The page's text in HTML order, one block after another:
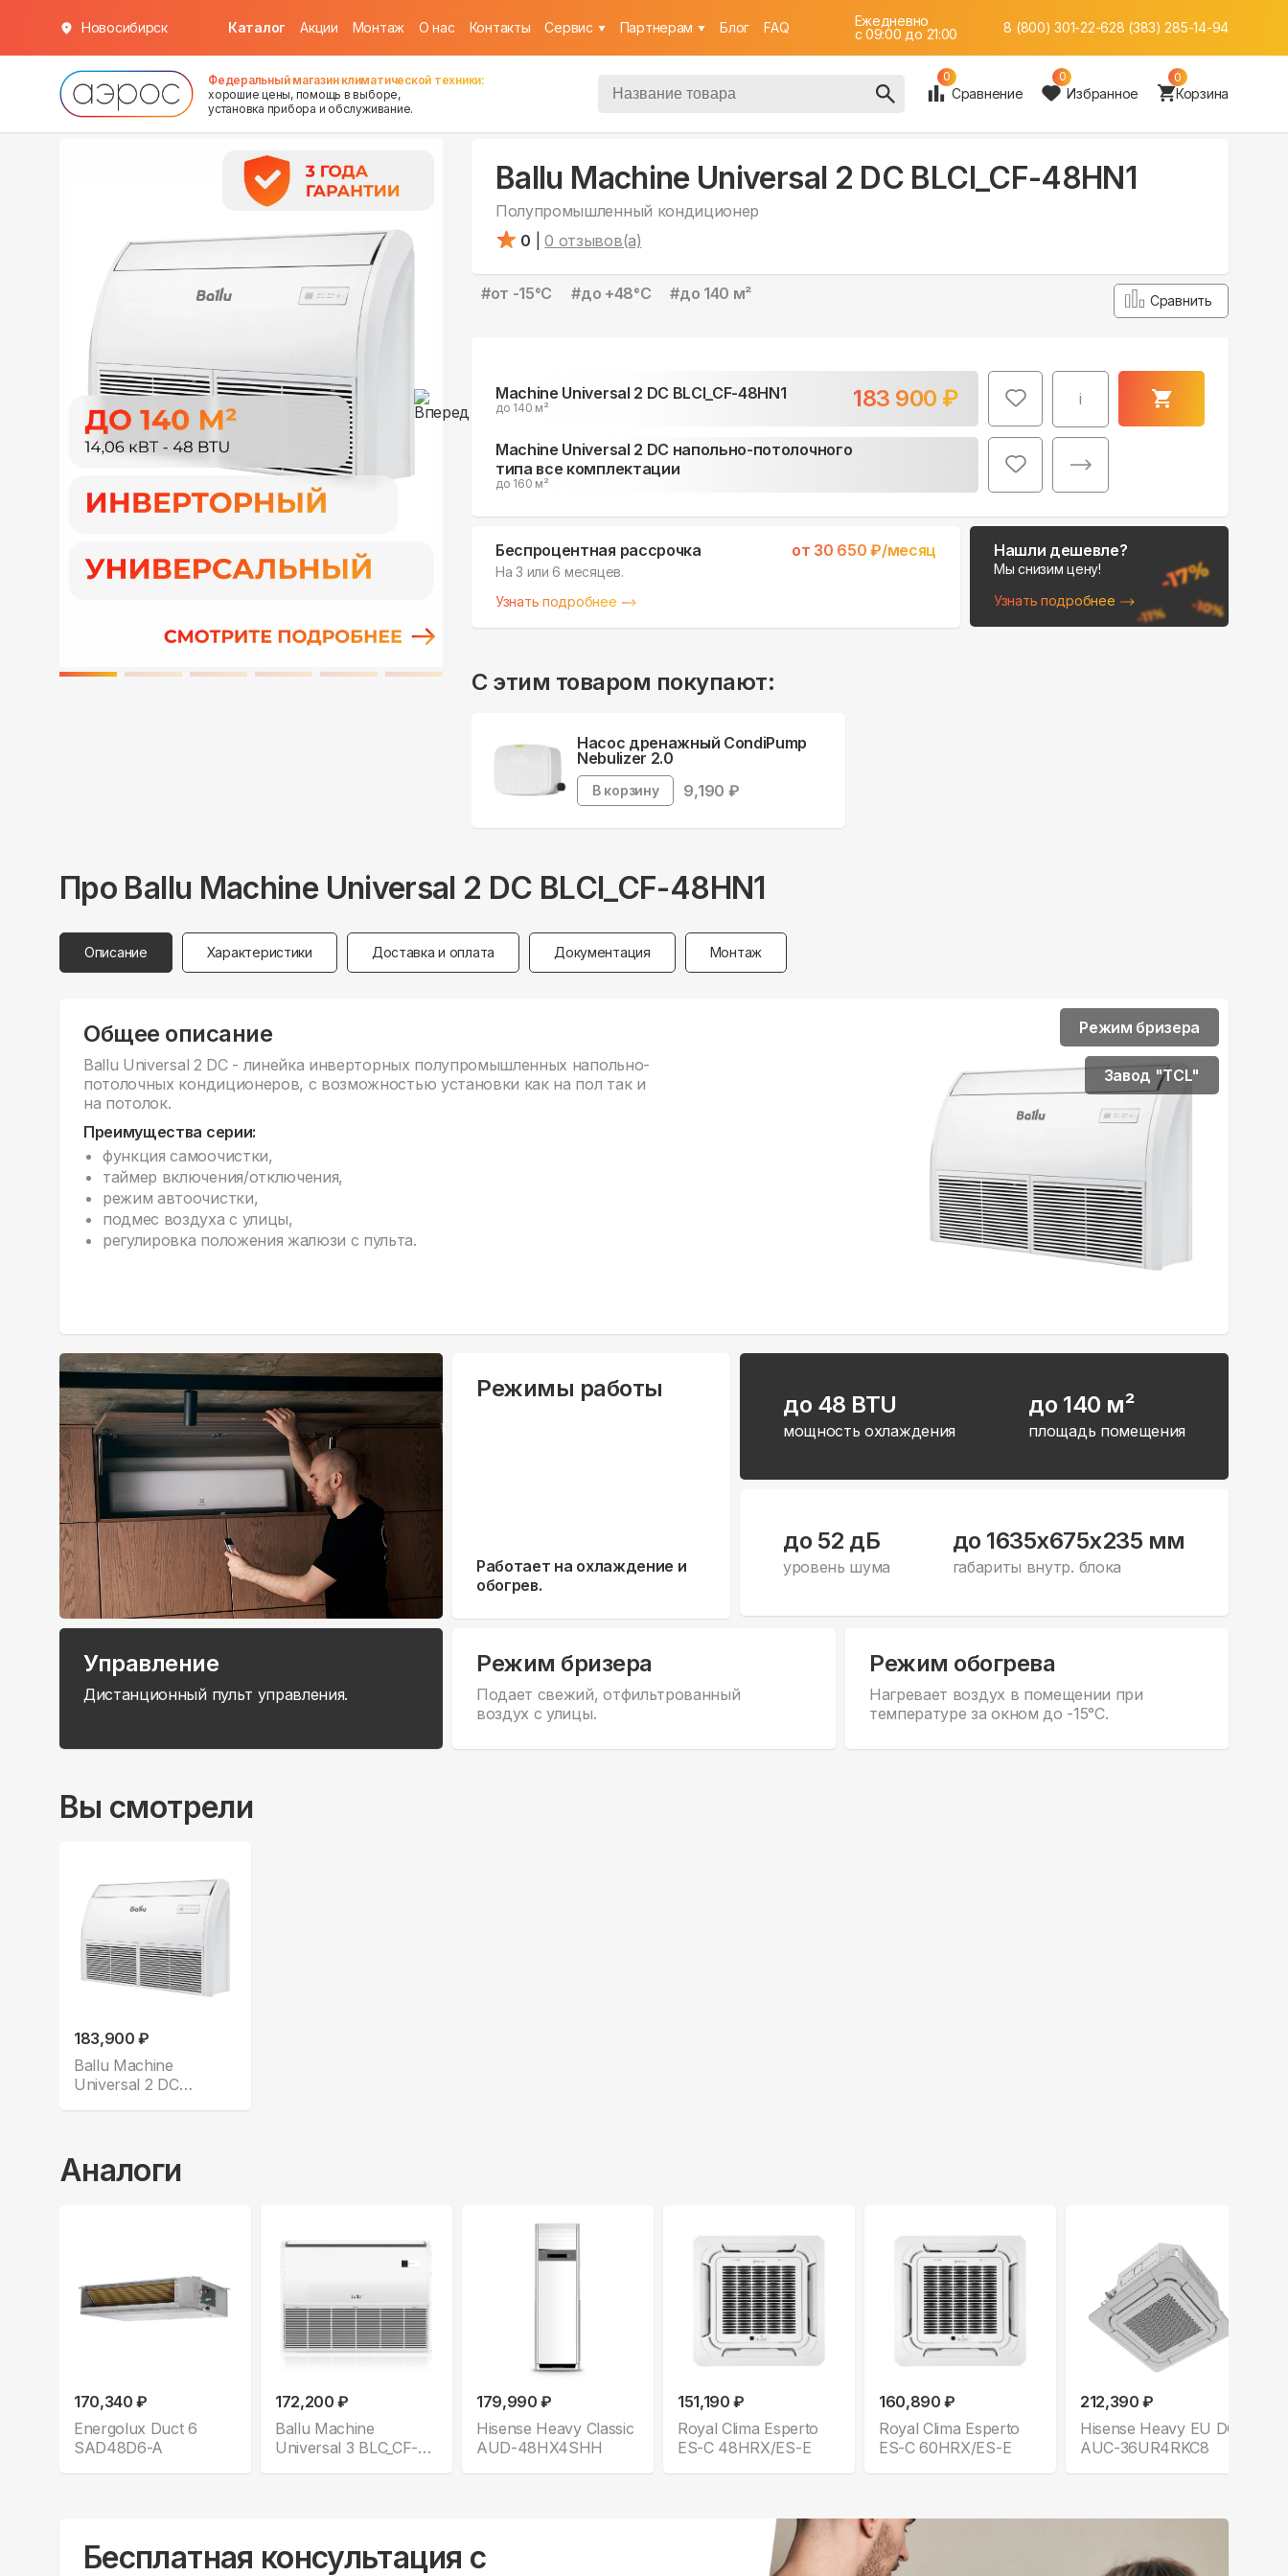
Новосибирск Каталог Акции Монтаж О нас Контакты Cервис Партнерам Блог FAQ
Ежедневно
c 09:00 до 21:00
8 (800) 301-22-628 (383) 285-14-94
Федеральный магазин климатической техники:
хорошие цены, помощь в выборе,
установка прибора и обслуживание.
0
Сравнение
0
Избранное
0
Корзина
Поможем выбрать
место для монтажа:
В Telegram
Ballu Machine Universal 2 DC BLCI_CF-48HN1
Полупромышленный кондиционер
0
0 отзывов(а)
#от -15°С #до +48°С #до 140 м² Сравнить
Machine Universal 2 DC BLCI_CF-48HN1
до 140 м² 183 900 ₽ i
в наличии
Machine Universal 2 DC напольно-потолочного
типа все комплектации
до 160 м²
в наличии
Беспроцентная рассрочка от 30 650 ₽/месяц
На 3 или 6 месяцев.
Узнать подробнее
Нашли дешевле?
Мы снизим цену!
Узнать подробнее
С этим товаром покупают:
Насос дренажный CondiPump
Nebulizer 2.0
В корзину 9,190 ₽
Про Ballu Machine Universal 2 DC BLCI_CF-48HN1
Описание Характеристики Доставка и оплата Документация Монтаж
Общее описание
Ballu Universal 2 DC - линейка инверторных полупромышленных напольно-
потолочных кондиционеров, с возможностью установки как на пол так и
на потолок.
Преимущества серии:
функция самоочистки,
таймер включения/отключения,
режим автоочистки,
подмес воздуха с улицы,
регулировка положения жалюзи с пульта.
Режим бризера
Завод "TCL"
Режимы работы
Работает на охлаждение и
обогрев.
до 48 BTU
мощность охлаждения
до 140 м²
площадь помещения
до 52 дБ
уровень шума
до 1635x675x235 мм
габариты внутр. блока
Управление
Дистанционный пульт управления.
Режим бризера
Подает свежий, отфильтрованный
воздух с улицы.
Режим обогрева
Нагревает воздух в помещении при
температуре за окном до -15°С.
Вы смотрели
183,900 ₽
Ballu Machine
Universal 2 DC
Аналоги
170,340 ₽
Energolux Duct 6
SAD48D6-A
172,200 ₽
Ballu Machine
Universal 3 BLC_CF-
179,990 ₽
Hisense Heavy Classic
AUD-48HX4SHH
151,190 ₽
Royal Clima Esperto
ES-C 48HRX/ES-E
160,890 ₽
Royal Clima Esperto
ES-C 60HRX/ES-E
212,390 ₽
Hisense Heavy EU DC
AUC-36UR4RKC8
Бесплатная консультация с